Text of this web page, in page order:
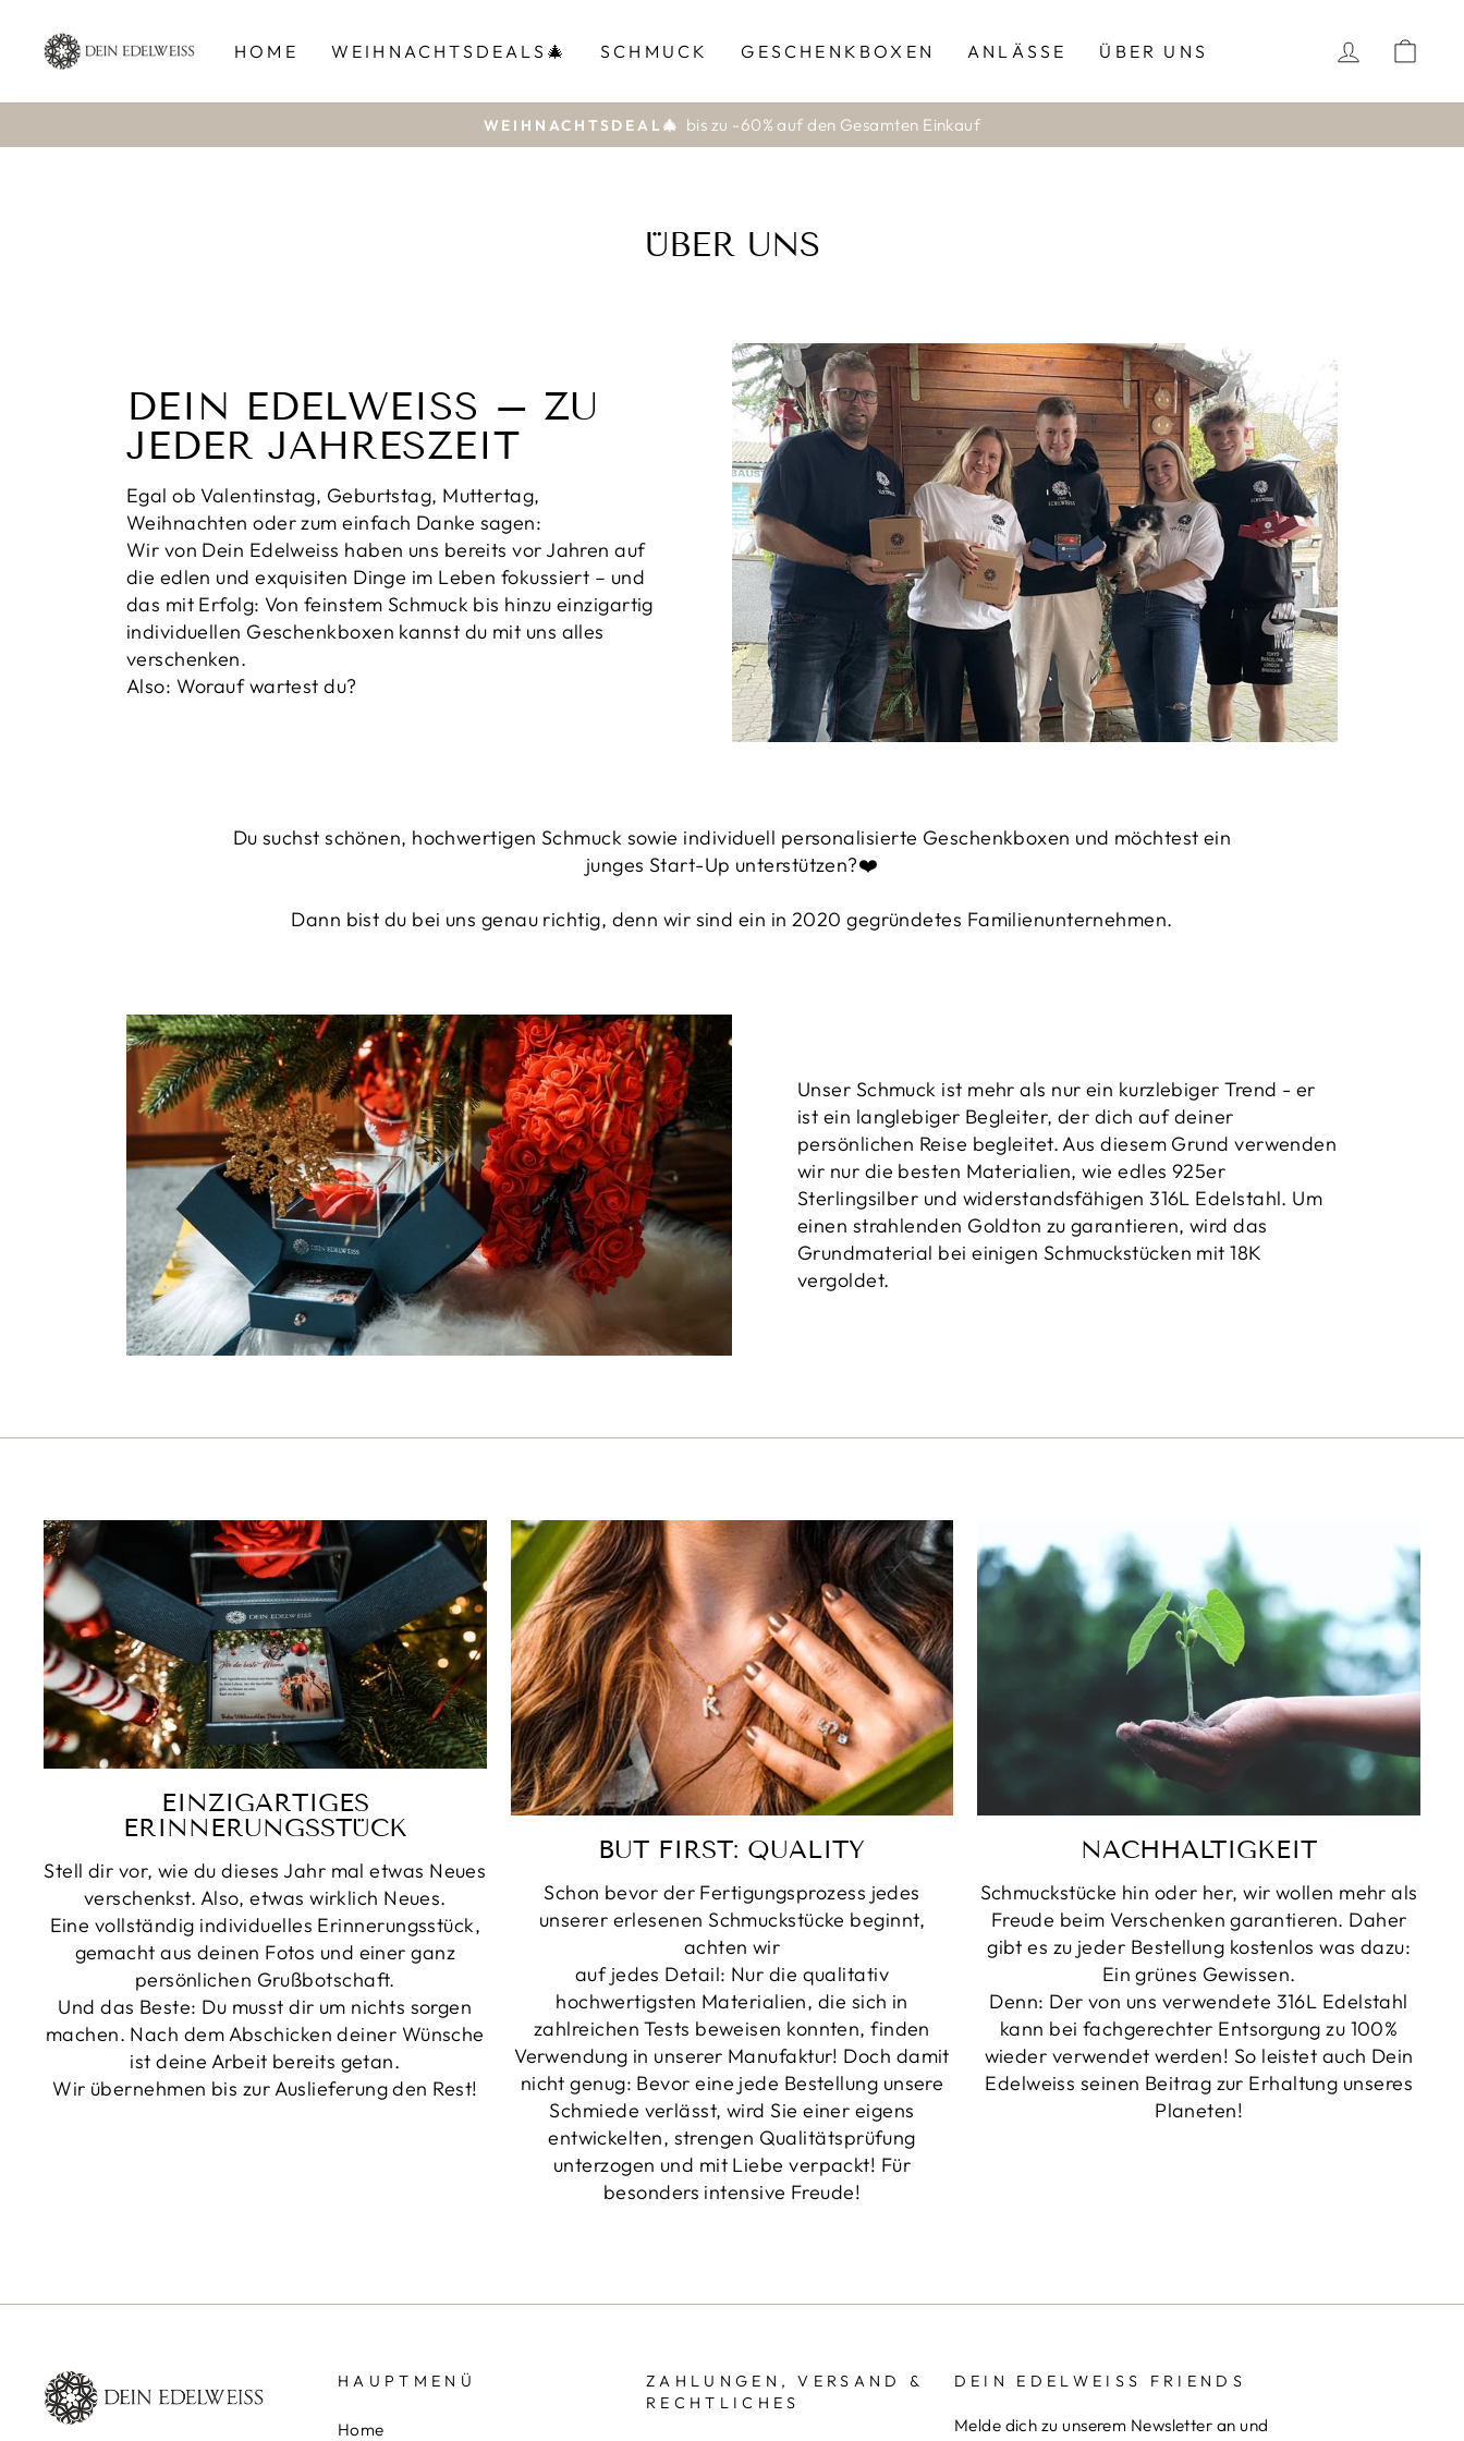
Inhalt
HOME WEIHNACHTSDEALS🎄 SCHMUCK GESCHENKBOXEN ANLÄSSE ÜBER UNS
Pause
WEIHNACHTSDEAL🎄 bis zu -60% auf den Gesamten Einkauf
ÜBER UNS
DEIN EDELWEISS – ZU
JEDER JAHRESZEIT
Egal ob Valentinstag, Geburtstag, Muttertag,
Weihnachten oder zum einfach Danke sagen:
Wir von Dein Edelweiss haben uns bereits vor Jahren auf
die edlen und exquisiten Dinge im Leben fokussiert – und
das mit Erfolg: Von feinstem Schmuck bis hinzu einzigartig
individuellen Geschenkboxen kannst du mit uns alles
verschenken.
Also: Worauf wartest du?
Du suchst schönen, hochwertigen Schmuck sowie individuell personalisierte Geschenkboxen und möchtest ein
junges Start-Up unterstützen?❤️
Dann bist du bei uns genau richtig, denn wir sind ein in 2020 gegründetes Familienunternehmen.
Unser Schmuck ist mehr als nur ein kurzlebiger Trend - er
ist ein langlebiger Begleiter, der dich auf deiner
persönlichen Reise begleitet. Aus diesem Grund verwenden
wir nur die besten Materialien, wie edles 925er
Sterlingsilber und widerstandsfähigen 316L Edelstahl. Um
einen strahlenden Goldton zu garantieren, wird das
Grundmaterial bei einigen Schmuckstücken mit 18K
vergoldet.
EINZIGARTIGES
ERINNERUNGSSTÜCK
Stell dir vor, wie du dieses Jahr mal etwas Neues
verschenkst. Also, etwas wirklich Neues.
Eine vollständig individuelles Erinnerungsstück,
gemacht aus deinen Fotos und einer ganz
persönlichen Grußbotschaft.
Und das Beste: Du musst dir um nichts sorgen
machen. Nach dem Abschicken deiner Wünsche
ist deine Arbeit bereits getan.
Wir übernehmen bis zur Auslieferung den Rest!
BUT FIRST: QUALITY
Schon bevor der Fertigungsprozess jedes
unserer erlesenen Schmuckstücke beginnt,
achten wir
auf jedes Detail: Nur die qualitativ
hochwertigsten Materialien, die sich in
zahlreichen Tests beweisen konnten, finden
Verwendung in unserer Manufaktur! Doch damit
nicht genug: Bevor eine jede Bestellung unsere
Schmiede verlässt, wird Sie einer eigens
entwickelten, strengen Qualitätsprüfung
unterzogen und mit Liebe verpackt! Für
besonders intensive Freude!
NACHHALTIGKEIT
Schmuckstücke hin oder her, wir wollen mehr als
Freude beim Verschenken garantieren. Daher
gibt es zu jeder Bestellung kostenlos was dazu:
Ein grünes Gewissen.
Denn: Der von uns verwendete 316L Edelstahl
kann bei fachgerechter Entsorgung zu 100%
wieder verwendet werden! So leistet auch Dein
Edelweiss seinen Beitrag zur Erhaltung unseres
Planeten!
HAUPTMENÜ
Home
ZAHLUNGEN, VERSAND &
RECHTLICHES
DEIN EDELWEISS FRIENDS
Melde dich zu unserem Newsletter an und